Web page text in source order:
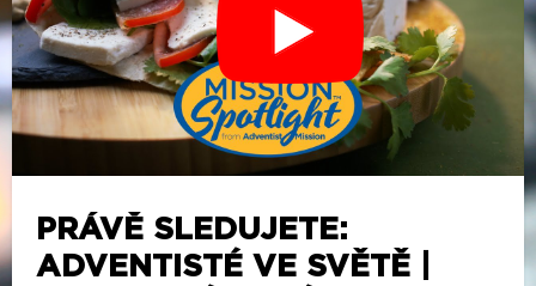
PRÁVĚ SLEDUJETE:
ADVENTISTÉ VE SVĚTĚ |